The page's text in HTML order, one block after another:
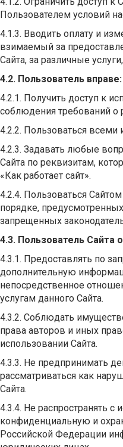
Пользователем условий
4.1.3. Вводить оплату и
взимаемый за
Сайта, за различные
4.2. Пользователь вправе:
4.2.1. Получить доступ к
соблюдения требований о
4.2.2. Пользоваться
4.2.3. Задавать любые
Сайта по реквизитам,
«Как работает сайт».
4.2.4. Пользоваться
порядке,
запрещенных
4.3. Пользователь Сайта
4.3.1. Предоставлять по
дополнительную
непосредственное
услугам данного Сайта.
4.3.2. Соблюдать
права авторов и иных
использовании Сайта.
4.3.3. Не предпринимать
рассматриваться как
Сайта.
4.3.4. Не распространять
конфиденциальную и
Российской Федерации